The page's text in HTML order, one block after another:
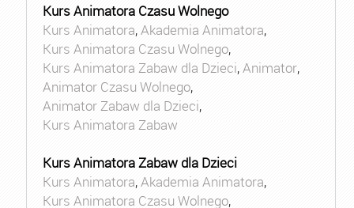
Kurs Animatora Czasu Wolnego
Kurs Animatora,Akademia Animatora,
Kurs Animatora Czasu Wolnego,
Kurs Animatora Zabaw dla Dzieci,Animator,
Animator Czasu Wolnego,
Animator Zabaw dla Dzieci,
Kurs Animatora Zabaw
Kurs Animatora Zabaw dla Dzieci
Kurs Animatora,Akademia Animatora,
Kurs Animatora Czasu Wolnego,